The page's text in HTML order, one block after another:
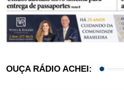
OUÇA RÁDIO ACHEI: